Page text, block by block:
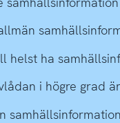
helst ha
i högre grad